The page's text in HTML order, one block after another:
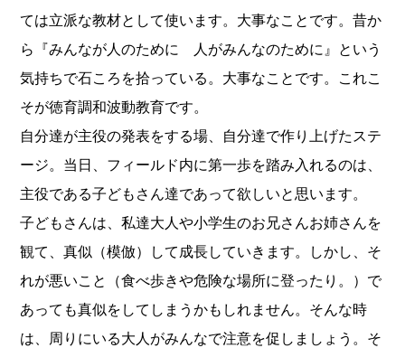
ては立派な教材として使います。大事なことです。昔か
ら『みんなが人のために 人がみんなのために』という
気持ちで石ころを拾っている。 大事なことです。これこ
そが徳育調和波動教育です。
自分達が主役の発表をする場、自分達で作り上げたステ
ージ。 当日、フィールド内に第一歩を踏み入れるのは、
主役である子どもさん達であって欲しいと思います。
子どもさんは、私達大人や小学生のお兄さんお姉さんを
観て、真似（模倣）して成長していきます。しかし、そ
れが悪いこと（食べ歩きや危険な場所に登ったり。） で
あっても真似をしてしまうかもしれません。そんな時
は、 周りにいる大人がみんなで注意を促しましょう。そ